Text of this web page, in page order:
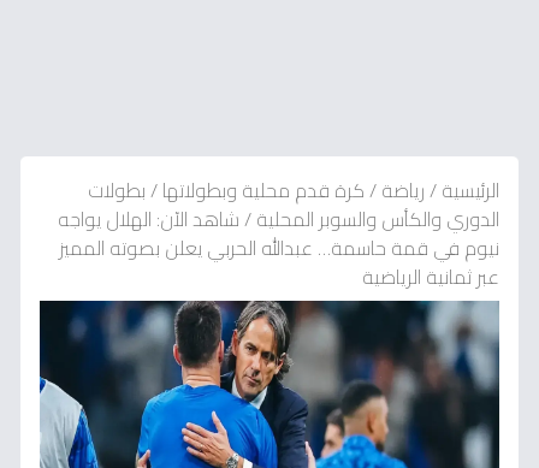
الرئيسية/رياضة/كرة قدم محلية وبطولاتها/بطولات
الدوري والكأس والسوبر المحلية/شاهد الآن: الهلال يواجه
نيوم في قمة حاسمة… عبدالله الحربي يعلن بصوته المميز
عبر ثمانية الرياضية